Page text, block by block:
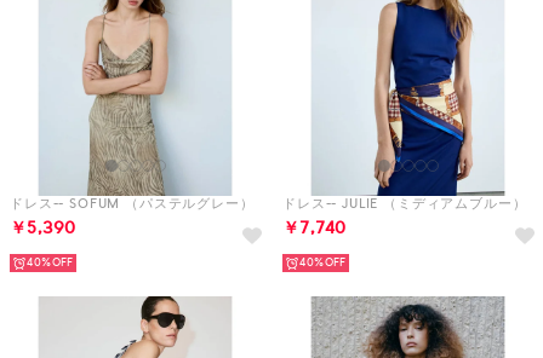
ドレス-- SOFUM （パステルグレー）
￥5,390
40%
ドレス-- JULIE （ミディアムブルー）
￥7,740
40%